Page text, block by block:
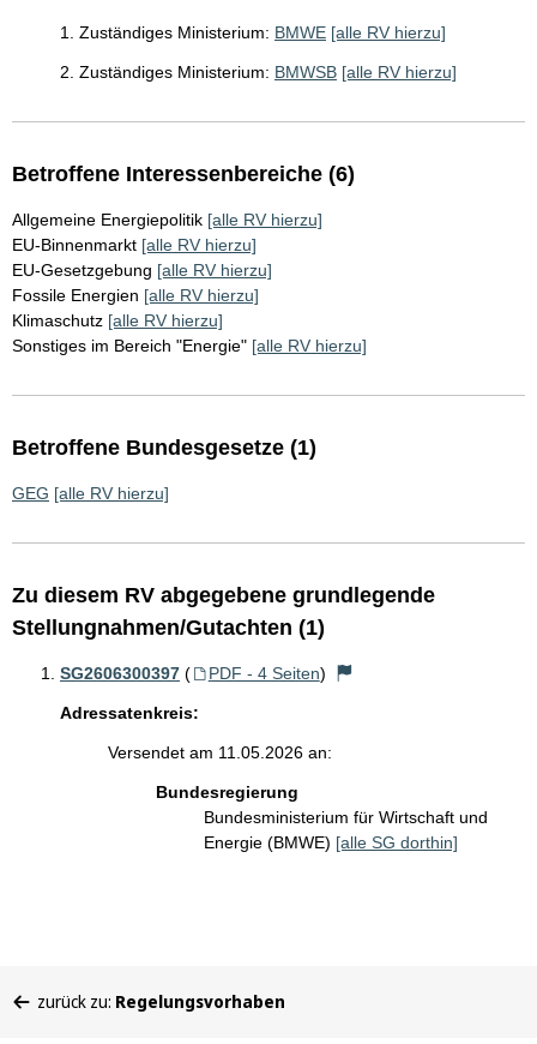
1. Zuständiges Ministerium: BMWE [alle RV hierzu]
2. Zuständiges Ministerium: BMWSB [alle RV hierzu]
Betroffene Interessenbereiche (6)
Allgemeine Energiepolitik [alle RV hierzu]
EU-Binnenmarkt [alle RV hierzu]
EU-Gesetzgebung [alle RV hierzu]
Fossile Energien [alle RV hierzu]
Klimaschutz [alle RV hierzu]
Sonstiges im Bereich "Energie" [alle RV hierzu]
Betroffene Bundesgesetze (1)
GEG [alle RV hierzu]
Zu diesem RV abgegebene grundlegende
Stellungnahmen/Gutachten (1)
SG2606300397 ( PDF - 4 Seiten)
Adressatenkreis:
Versendet am 11.05.2026 an:
Bundesregierung
Bundesministerium für Wirtschaft und
Energie (BMWE) [alle SG dorthin]
befinden
zurück zu: Regelungsvorhaben